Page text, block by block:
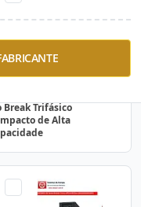
Break Trifásico
de Alta